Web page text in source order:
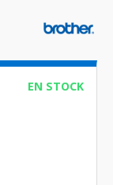
EN STOCK